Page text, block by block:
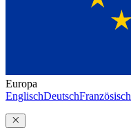
Europa
EnglischDeutschFranzösisch